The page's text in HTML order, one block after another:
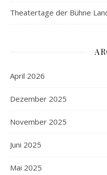
Theatertage der Bühne
April 2026
Dezember 2025
November 2025
Juni 2025
Mai 2025